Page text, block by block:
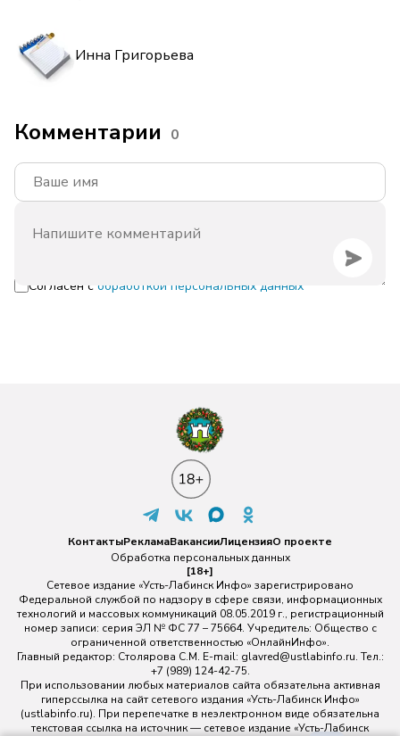
Инна Григорьева
Комментарии 0
Согласен с обработкой персональных данных
КонтактыРекламаВакансииЛицензияО проекте
Обработка персональных данных
[18+]
Сетевое издание «Усть-Лабинск Инфо» зарегистрировано
Федеральной службой по надзору в сфере связи, информационных
технологий и массовых коммуникаций 08.05.2019 г., регистрационный
номер записи: серия ЭЛ № ФС 77 – 75664. Учредитель: Общество с
ограниченной ответственностью «ОнлайнИнфо».
Главный редактор: Столярова С.М. E-mail: glavred@ustlabinfo.ru. Тел.:
+7 (989) 124-42-75.
При использовании любых материалов сайта обязательна активная
гиперссылка на сайт сетевого издания «Усть-Лабинск Инфо»
(ustlabinfo.ru). При перепечатке в неэлектронном виде обязательна
текстовая ссылка на источник — сетевое издание «Усть-Лабинск